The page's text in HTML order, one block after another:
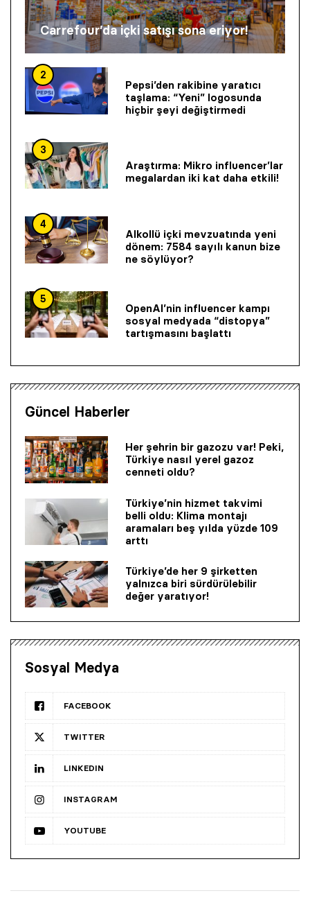
Carrefour’da içki satışı sona eriyor!
2
Pepsi’den rakibine yaratıcı
taşlama: “Yeni” logosunda
hiçbir şeyi değiştirmedi
3
Araştırma: Mikro influencer’lar
megalardan iki kat daha etkili!
4
Alkollü içki mevzuatında yeni
dönem: 7584 sayılı kanun bize
ne söylüyor?
5
OpenAI’nin influencer kampı
sosyal medyada “distopya”
tartışmasını başlattı
Güncel Haberler
Her şehrin bir gazozu var! Peki,
Türkiye nasıl yerel gazoz
cenneti oldu?
Türkiye’nin hizmet takvimi
belli oldu: Klima montajı
aramaları beş yılda yüzde 109
arttı
Türkiye’de her 9 şirketten
yalnızca biri sürdürülebilir
değer yaratıyor!
Sosyal Medya
FACEBOOK
TWITTER
LINKEDIN
INSTAGRAM
YOUTUBE